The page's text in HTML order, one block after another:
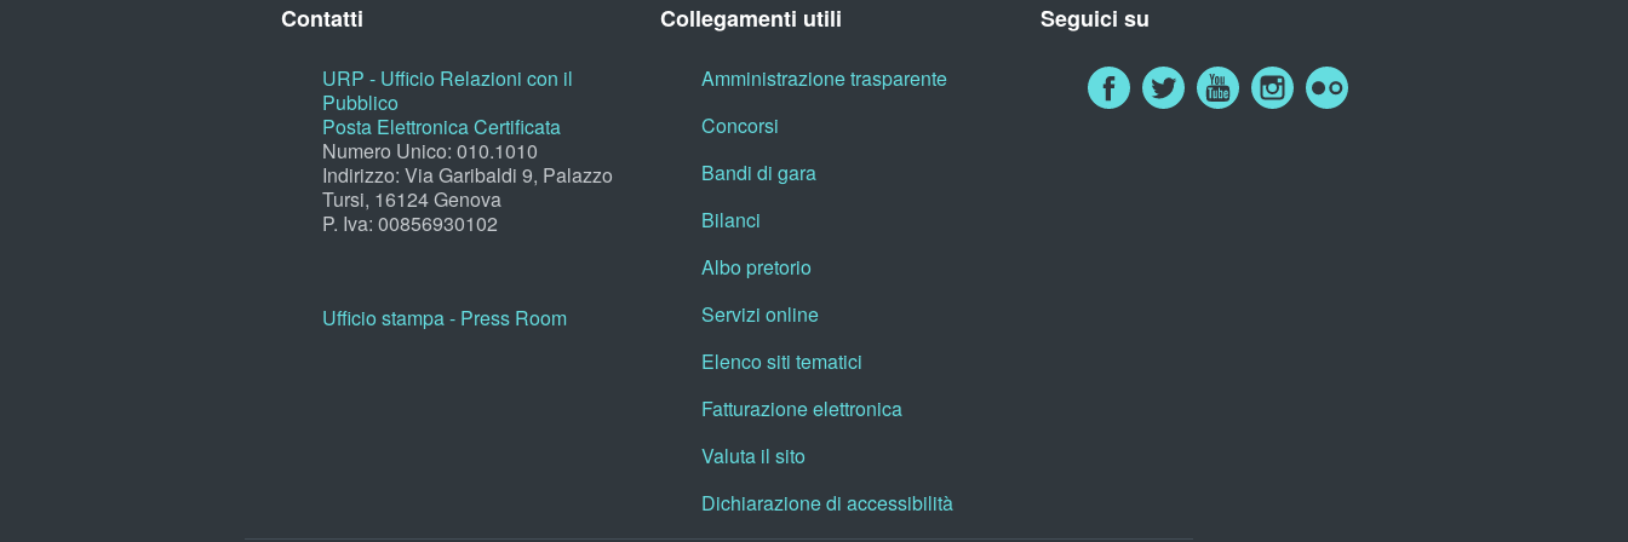
Contatti
URP - Ufficio Relazioni con il
Pubblico
Posta Elettronica Certificata
Numero Unico: 010.1010
Indirizzo: Via Garibaldi 9, Palazzo
Tursi, 16124 Genova
P. Iva: 00856930102
Ufficio stampa - Press Room
Collegamenti utili
Amministrazione trasparente
Concorsi
Bandi di gara
Bilanci
Albo pretorio
Servizi online
Elenco siti tematici
Fatturazione elettronica
Valuta il sito
Dichiarazione di accessibilità
Seguici su